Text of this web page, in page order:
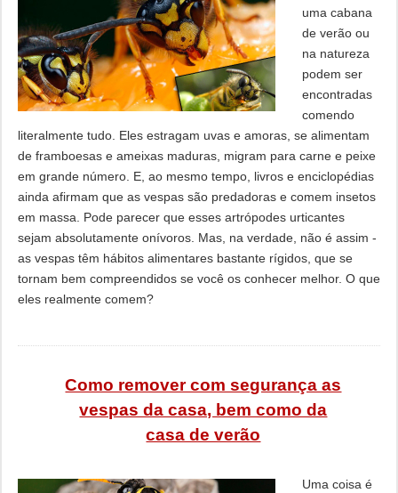
uma cabana
de verão ou
na natureza
podem ser
encontradas
comendo
literalmente tudo. Eles estragam uvas e amoras, se alimentam
de framboesas e ameixas maduras, migram para carne e peixe
em grande número. E, ao mesmo tempo, livros e enciclopédias
ainda afirmam que as vespas são predadoras e comem insetos
em massa. Pode parecer que esses artrópodes urticantes
sejam absolutamente onívoros. Mas, na verdade, não é assim -
as vespas têm hábitos alimentares bastante rígidos, que se
tornam bem compreendidos se você os conhecer melhor. O que
eles realmente comem?
Como remover com segurança as
vespas da casa, bem como da
casa de verão
Uma coisa é